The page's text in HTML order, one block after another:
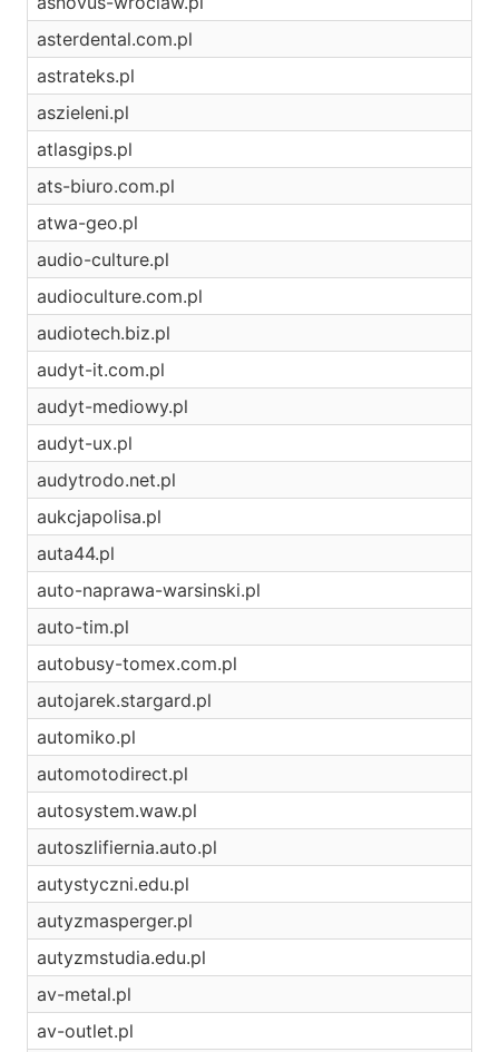
asterdental.com.pl
astrateks.pl
aszieleni.pl
atlasgips.pl
ats-biuro.com.pl
atwa-geo.pl
audio-culture.pl
audioculture.com.pl
audiotech.biz.pl
audyt-it.com.pl
audyt-mediowy.pl
audyt-ux.pl
audytrodo.net.pl
aukcjapolisa.pl
auta44.pl
auto-naprawa-warsinski.pl
auto-tim.pl
autobusy-tomex.com.pl
autojarek.stargard.pl
automiko.pl
automotodirect.pl
autosystem.waw.pl
autoszlifiernia.auto.pl
autystyczni.edu.pl
autyzmasperger.pl
autyzmstudia.edu.pl
av-metal.pl
av-outlet.pl